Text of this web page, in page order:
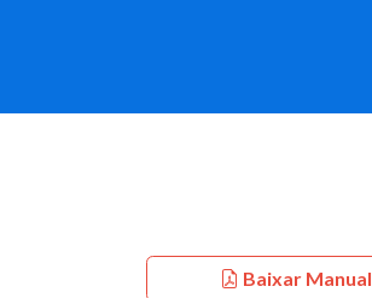
Baixar Manual